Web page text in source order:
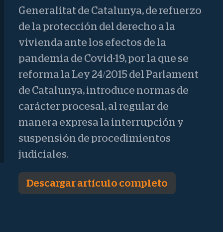
Generalitat de Catalunya, de refuerzo
de la protección del derecho a la
vivienda ante los efectos de la
pandemia de Covid-19, por la que se
reforma la Ley 24/2015 del Parlament
de Catalunya, introduce normas de
carácter procesal, al regular de
manera expresa la interrupción y
suspensión de procedimientos
judiciales.
Descargar artículo completo